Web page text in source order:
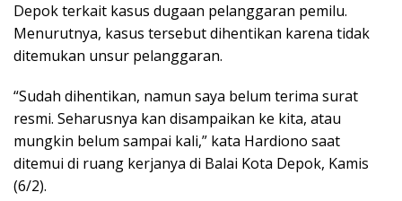
Depok terkait kasus dugaan pelanggaran pemilu.
Menurutnya, kasus tersebut dihentikan karena tidak
ditemukan unsur pelanggaran.
“Sudah dihentikan, namun saya belum terima surat
resmi. Seharusnya kan disampaikan ke kita, atau
mungkin belum sampai kali,” kata Hardiono saat
ditemui di ruang kerjanya di Balai Kota Depok, Kamis
(6/2).